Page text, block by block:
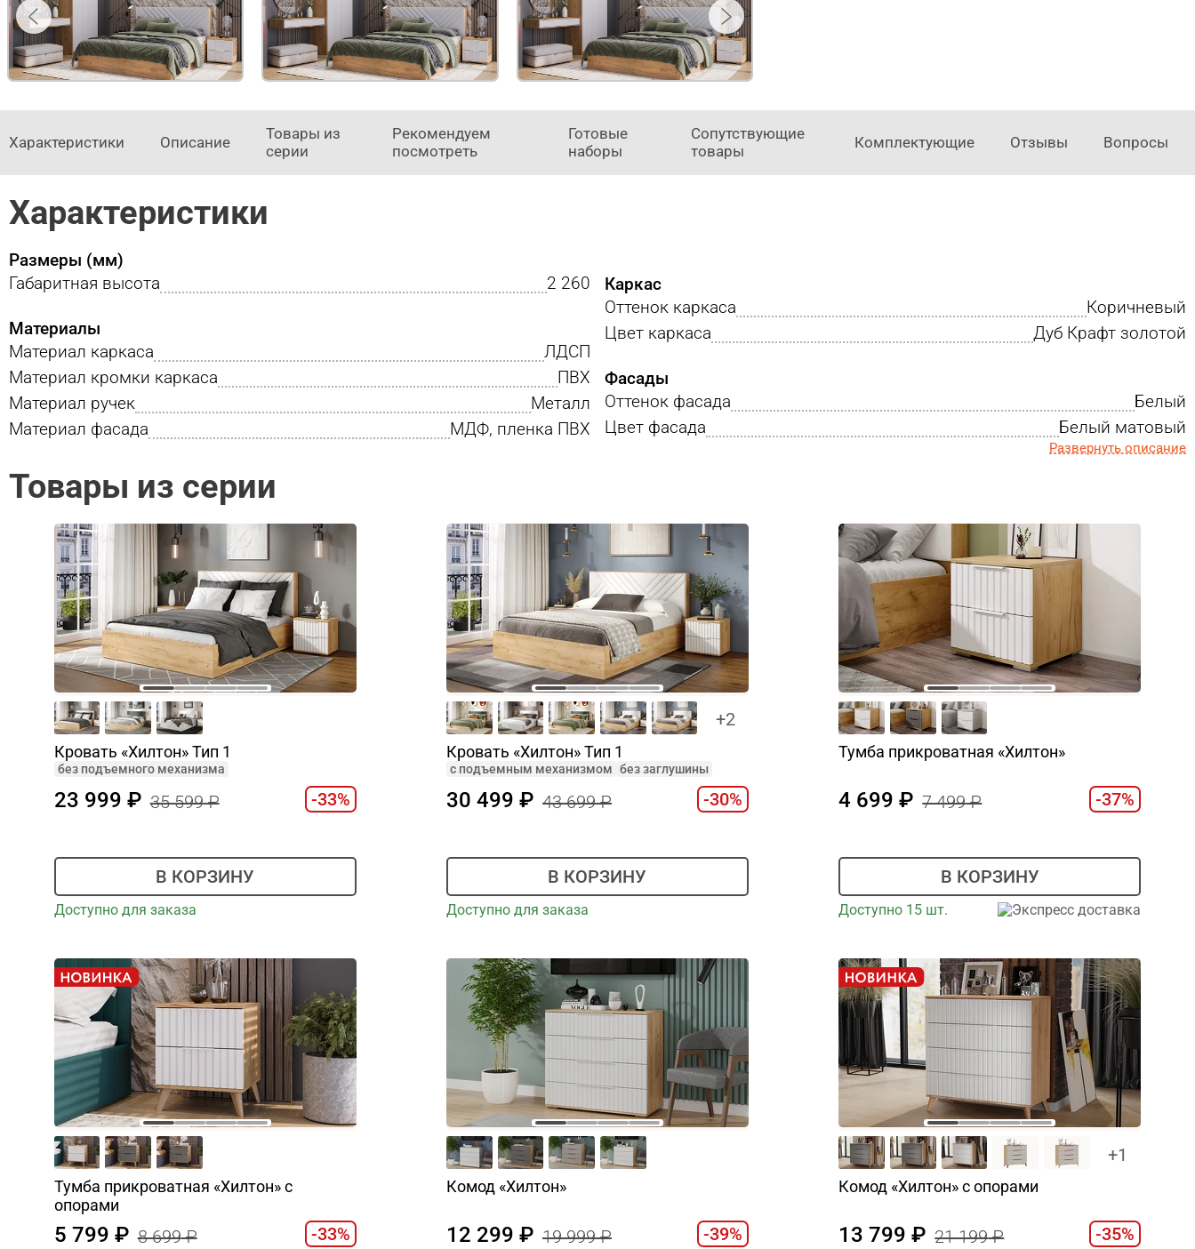
Характеристики Описание
Товары из
серии
Рекомендуем
посмотреть
Готовые
наборы
Сопутствующие
товары
Комплектующие Отзывы Вопросы
Характеристики
Размеры (мм)
Габаритная высота
2 260
Материалы
Материал каркаса
ЛДСП
Материал кромки каркаса
ПВХ
Материал ручек
Металл
Материал фасада
МДФ, пленка ПВХ
Каркас
Оттенок каркаса
Коричневый
Цвет каркаса
Дуб Крафт золотой
Фасады
Оттенок фасада
Белый
Цвет фасада
Белый матовый
Развернуть описание
Товары из серии
Кровать «Хилтон» Тип 1
без подъемного механизма
23 999 35 599 -33%
В КОРЗИНУ
Доступно для заказа
+2
Кровать «Хилтон» Тип 1
c подъемным механизмом без заглушины
30 499 43 699 -30%
В КОРЗИНУ
Доступно для заказа
Тумба прикроватная «Хилтон»
4 699 7 499 -37%
В КОРЗИНУ
Доступно 15 шт. Экспресс доставка
Тумба прикроватная «Хилтон» с
опорами
5 799 8 699 -33%
Комод «Хилтон»
12 299 19 999 -39%
+1
Комод «Хилтон» с опорами
13 799 21 199 -35%